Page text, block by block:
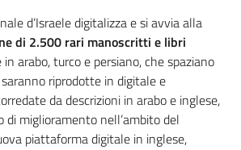
d’Israele digitalizza e si avvia alla
di 2.500 rari manoscritti e libri
in arabo, turco e persiano, che spaziano
riprodotte in digitale e
da descrizioni in arabo e inglese,
miglioramento nell’ambito del
piattaforma digitale in inglese,